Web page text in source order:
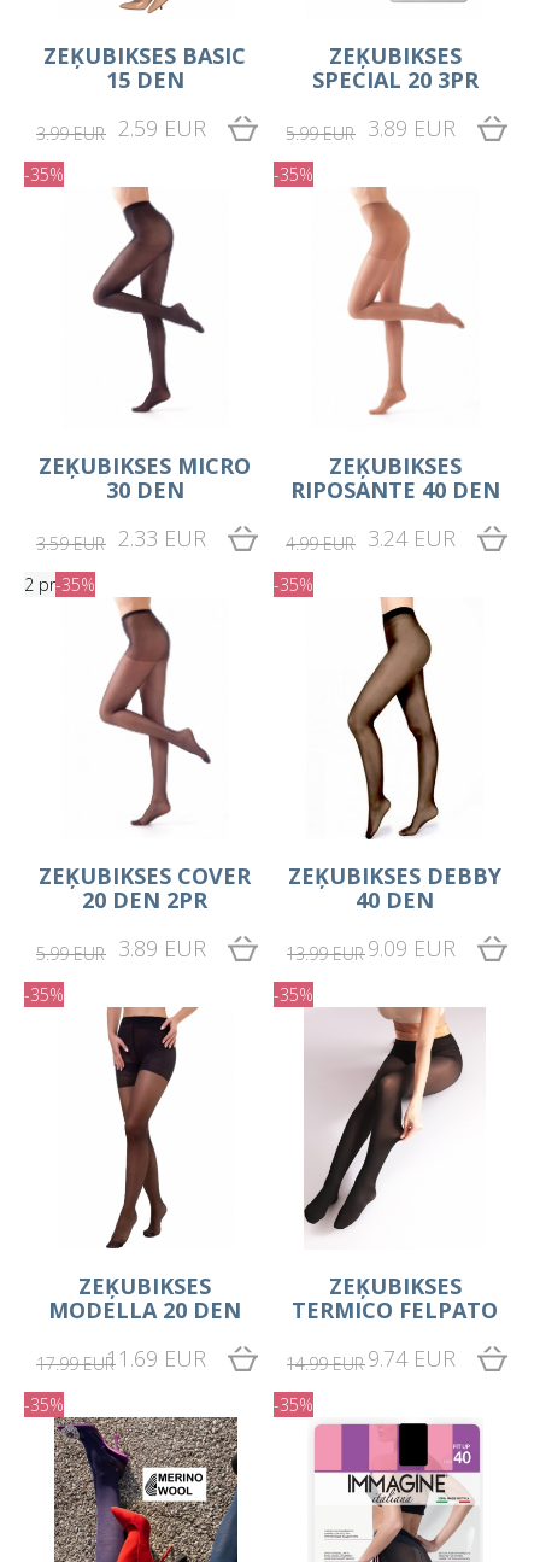
ZEĶUBIKSES BASIC
15 DEN
3.99 EUR 2.59 EUR
ZEĶUBIKSES
SPECIAL 20 3PR
5.99 EUR 3.89 EUR
-35%
ZEĶUBIKSES MICRO
30 DEN
3.59 EUR 2.33 EUR
-35%
ZEĶUBIKSES
RIPOSANTE 40 DEN
4.99 EUR 3.24 EUR
2 pr-35%
ZEĶUBIKSES COVER
20 DEN 2PR
5.99 EUR 3.89 EUR
-35%
ZEĶUBIKSES DEBBY
40 DEN
13.99 EUR9.09 EUR
-35%
ZEĶUBIKSES
MODELLA 20 DEN
17.99 EUR11.69 EUR
-35%
ZEĶUBIKSES
TERMICO FELPATO
14.99 EUR9.74 EUR
-35% -35%